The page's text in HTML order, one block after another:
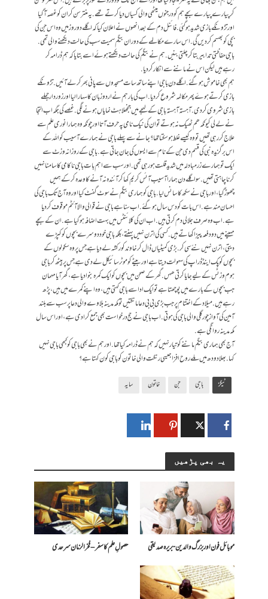
کر پیارے پیارے بچے ہم کو درجنوں میٹھی والی کسیاں دیا کرتے تھے. یہ منتر سن کر ان کو غصہ آگیا
اور تڑونکے بازی شدید ہو گئی. فائنل دم کے بعد انھوں نے اعلان کیا کہ اگلے دو روز میں وہ اس جن کی
بچی کو بھسم کر دیں گی. اس سارے مکالمے کے دوران بیگم سمیت سب کی حالت دیکھنے والی تھی.
باجی حفاظتی تدابیر بتا کر چلتی بنیں. ہم نے بیگم کی حالت دیکھتے ہوئے اسے بتایا کہ ہم ڈرامہ کر
رہے ہیں لیکن اس نے ماننے سے انکار کر دیا.
ہم بھی خاموش ہو گئے. اگلے دن باجی اپنے ساتھ سات مسجدوں سے پانی بھر کر لے آئیں. تڑونکے
بازی کرتے ہوۓ پھر مکالمہ شروع کردیا. اب کی بار ہم نے اردو زبان کا سہارا لیا اور زوردار جملے
بازی شروی کر دی. آہستہ آہستہ باجی کے لہجے میں جنجھلاہٹ نمایاں ہونے لگی. غصے کی جگہ اب التجا
نے لے لی کیونکہ ھم ٹھیک نہ ہوتے تو ان کی نیک نامی پہ حرف آتا اور چونکہ وہ ہمارا نوری علم سے
علاج کر رہی تھیں تو وہ کیسے غلط ہو سکتا تھا؟ جانے سے پہلے باجی نے ہمارے آسیب کو اللہ کے
اس برگزیدہ نبی کی قسم دی جن کے نام سے ایسوں کی جان جاتی ہے. باجی کے روزانہ وزٹ سے
ایک تو ہمارے زر مبادلہ میں شدید قلت ہو رہی تھی. اور سب سے اہم بات باجی ناکامی کا سامنا نہیں
کرنا چاہتی تھیں. سو اگلے دن ہمارا آسیب آئس کریم کھا کر آئندہ نہ آنے کا وعدہ کر کے ہمیں
چھوڑگیا، اور باجی نے سکھ کا سانس لیا. باجی کو ہماری بیگم نے سوٹ گفٹ کیا اور وہ آج تک باجی کی
احسان مند ہے. اس بات کو دس سال ہو گئے. اب سنا ہے باجی نے قوالی والا آئٹم موقوف کر دیا
ہے. اب وہ صرف جلالی دم کرتی ہیں. اب ان کی کلائنٹس میں بہت اضافہ ہوگیا ہے. ان کے بچے
مہینے میں دو دفعہ پیزا کھاتے ہیں. کسی کی اترن نہیں پہنتے، بلکہ باجی خود دوسرے بچوں کو کپڑے
دیتی، اترن نہیں نئے سی کر. بڑی کمیٹیاں ڈال کر خاوند کو رکشہ لے دیا ہے جس پر وہ سکولوں کے
بچوں کو پک اینڈ ڈراپ کی سہولت دیتا ہے اور بیٹے کو موٹر سائیکل لے دی ہے جس پر بیٹھ کر باجی
ہوم وزٹس کے لیے جایا کرتی ھہں. گھر کے صحن میں بچوں کو ایک کمرہ بنوا دیا ہے، گھر آیا مہمان
جب بچوں کے بارے میں پوچھتا ہے تو ایک ادا سے باجی کہتی ہیں، وہ اپنے کمرے میں ہیں، پڑھ
رہے ہیں. میلاد کے اختتام پر جب بڑی بی بی دعا مانگتیں تو مکہ مدینہ بلاوے والی دعا پر سب سے بلند
آمین کی آواز چورگلی والی باجی کی ہوتی. اب باجی نے حج درخواست بھی جمع کرا دی ہے، اور اس سال
مکہ مدینہ روانگی ہے.
آج بھی ہماری بیگم ماننے کو تیار نہیں کہ ہم نے ڈرامہ کیا تھا. اور ہم نے بھی باجی کو کبھی باجی نہیں
کہا. بھلا دودھ میں ملے روح افزا جیسی رنگت والی خاتون کو باجی کون کہتا ہے؟
ٹیگز باجی جن خاتون سایہ
یہ بھی پڑھیں
موبائل فون اور بزرگ والدین- بریرہ صدیقی حصولِ علم کا سفر – فخرالزمان سرحدی